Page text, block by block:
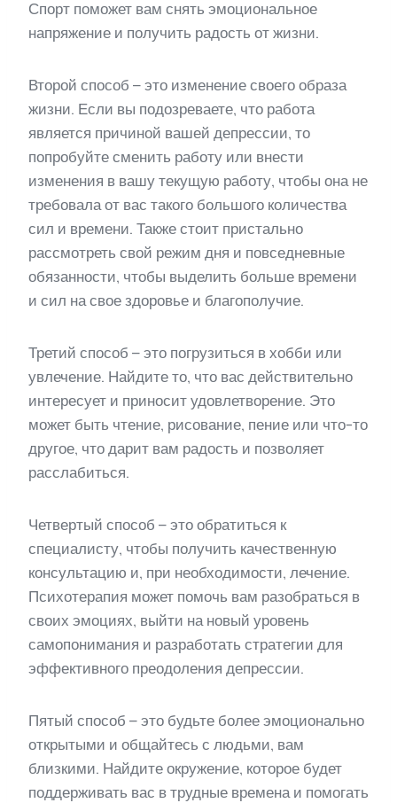
Спорт поможет вам снять эмоциональное
напряжение и получить радость от жизни.
Второй способ – это изменение своего образа
жизни. Если вы подозреваете, что работа
является причиной вашей депрессии, то
попробуйте сменить работу или внести
изменения в вашу текущую работу, чтобы она не
требовала от вас такого большого количества
сил и времени. Также стоит пристально
рассмотреть свой режим дня и повседневные
обязанности, чтобы выделить больше времени
и сил на свое здоровье и благополучие.
Третий способ – это погрузиться в хобби или
увлечение. Найдите то, что вас действительно
интересует и приносит удовлетворение. Это
может быть чтение, рисование, пение или что-то
другое, что дарит вам радость и позволяет
расслабиться.
Четвертый способ – это обратиться к
специалисту, чтобы получить качественную
консультацию и, при необходимости, лечение.
Психотерапия может помочь вам разобраться в
своих эмоциях, выйти на новый уровень
самопонимания и разработать стратегии для
эффективного преодоления депрессии.
Пятый способ – это будьте более эмоционально
открытыми и общайтесь с людьми, вам
близкими. Найдите окружение, которое будет
поддерживать вас в трудные времена и помогать